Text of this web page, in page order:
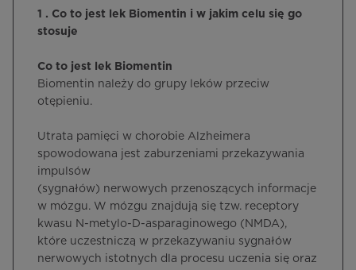
1 . Co to jest lek Biomentin i w jakim celu się go
stosuje
Co to jest lek Biomentin
Biomentin należy do grupy leków przeciw
otępieniu.
Utrata pamięci w chorobie Alzheimera
spowodowana jest zaburzeniami przekazywania
impulsów
(sygnałów) nerwowych przenoszących informacje
w mózgu. W mózgu znajdują się tzw. receptory
kwasu N-metylo-D-asparaginowego (NMDA),
które uczestniczą w przekazywaniu sygnałów
nerwowych istotnych dla procesu uczenia się oraz